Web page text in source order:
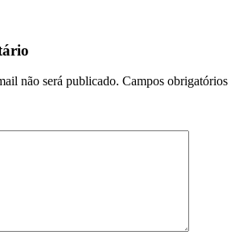
não será publicado. Campos obrigatórios